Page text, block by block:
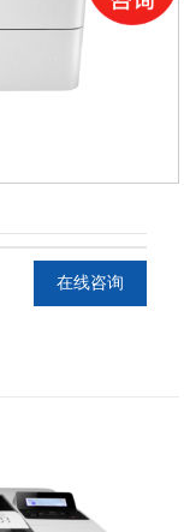
在线咨询